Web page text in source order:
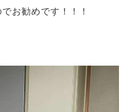
お勧めです！！！